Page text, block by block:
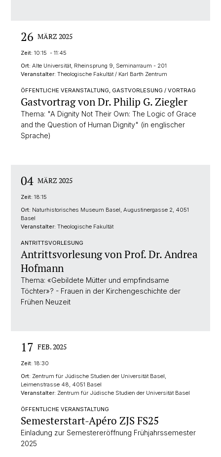
26 MÄRZ 2025
Zeit: 10:15 - 11:45
Ort: Alte Universität, Rheinsprung 9, Seminarraum - 201
Veranstalter: Theologische Fakultät / Karl Barth Zentrum
ÖFFENTLICHE VERANSTALTUNG, GASTVORLESUNG / VORTRAG
Gastvortrag von Dr. Philip G. Ziegler
Thema: "A Dignity Not Their Own: The Logic of Grace
and the Question of Human Dignity" (in englischer
Sprache)
04 MÄRZ 2025
Zeit: 18:15
Ort: Naturhistorisches Museum Basel, Augustinergasse 2, 4051
Basel
Veranstalter: Theologische Fakultät
ANTRITTSVORLESUNG
Antrittsvorlesung von Prof. Dr. Andrea
Hofmann
Thema: «Gebildete Mütter und empfindsame
Töchter»? - Frauen in der Kirchengeschichte der
Frühen Neuzeit
17 FEB. 2025
Zeit: 18:30
Ort: Zentrum für Jüdische Studien der Universität Basel,
Leimenstrasse 48, 4051 Basel
Veranstalter: Zentrum für Jüdische Studien der Universität Basel
ÖFFENTLICHE VERANSTALTUNG
Semesterstart-Apéro ZJS FS25
Einladung zur Semestereröffnung Frühjahrssemester
2025